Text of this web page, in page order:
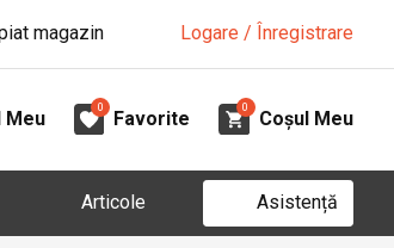
magazin Logare / Înregistrare
Meu
0
Favorite
0
Coșul Meu
Articole Asistență